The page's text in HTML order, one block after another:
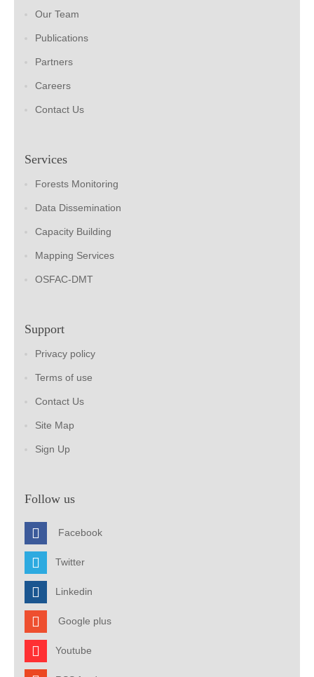
Our Team
Publications
Partners
Careers
Contact Us
Services
Forests Monitoring
Data Dissemination
Capacity Building
Mapping Services
OSFAC-DMT
Support
Privacy policy
Terms of use
Contact Us
Site Map
Sign Up
Follow us
Facebook
Twitter
Linkedin
Google plus
Youtube